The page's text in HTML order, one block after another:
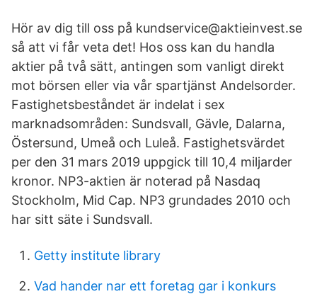
Hör av dig till oss på kundservice@aktieinvest.se
så att vi får veta det! Hos oss kan du handla
aktier på två sätt, antingen som vanligt direkt
mot börsen eller via vår spartjänst Andelsorder.
Fastighetsbeståndet är indelat i sex
marknadsområden: Sundsvall, Gävle, Dalarna,
Östersund, Umeå och Luleå. Fastighetsvärdet
per den 31 mars 2019 uppgick till 10,4 miljarder
kronor. NP3-aktien är noterad på Nasdaq
Stockholm, Mid Cap. NP3 grundades 2010 och
har sitt säte i Sundsvall.
Getty institute library
Vad hander nar ett foretag gar i konkurs